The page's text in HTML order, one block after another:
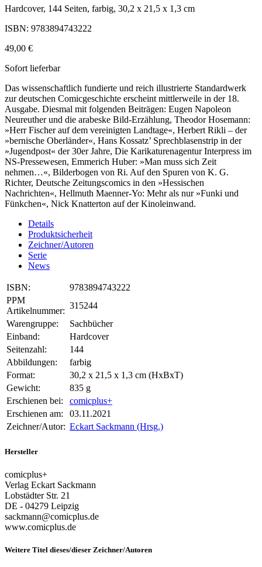
Hardcover, 144 Seiten, farbig, 30,2 x 21,5 x 1,3 cm
ISBN: 9783894743222
49,00 €
Sofort lieferbar
Das wissenschaftlich fundierte und reich illustrierte Standardwerk
zur deutschen Comicgeschichte erscheint mittlerweile in der 18.
Ausgabe. Diesmal mit folgenden Beiträgen: Eugen Napoleon
Neureuther und die arabeske Bild-Erzählung, Theodor Hosemann:
»Herr Fischer auf dem vereinigten Landtage«, Herbert Rikli – der
»bernische Oberländer«, Hans Kossatz’ Sprechblasenstrip in der
»Jugendpost« der 30er Jahre, Die Karikaturenagentur Interpress im
NS-Pressewesen, Emmerich Huber: »Man muss sich Zeit
nehmen…«, Bilderbogen von Ri. Auf den Spuren von K. G.
Richter, Deutsche Zeitungscomics in den »Hessischen
Nachrichten«, Hellmuth Maenner-Yo: Mehr als nur »Funki und
Fünkchen«, Nick Knatterton auf der Kinoleinwand.
Details
Produktsicherheit
Zeichner/Autoren
Serie
News
ISBN:
9783894743222
PPM
Artikelnummer:
315244
Warengruppe:
Sachbücher
Einband:
Hardcover
Seitenzahl:
144
Abbildungen:
farbig
Format:
30,2 x 21,5 x 1,3 cm (HxBxT)
Gewicht:
835 g
Erschienen bei:
comicplus+
Erschienen am:
03.11.2021
Zeichner/Autor: Eckart Sackmann (Hrsg.)
Hersteller
comicplus+
Verlag Eckart Sackmann
Lobstädter Str. 21
DE - 04279 Leipzig
sackmann@comicplus.de
www.comicplus.de
Weitere Titel dieses/dieser Zeichner/Autoren